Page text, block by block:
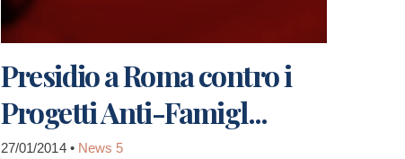
Presidio a Roma contro i
Progetti Anti-Famigl...
27/01/2014 • News 5